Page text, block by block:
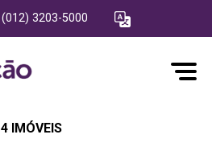
(012) 3203-5000
4 IMÓVEIS